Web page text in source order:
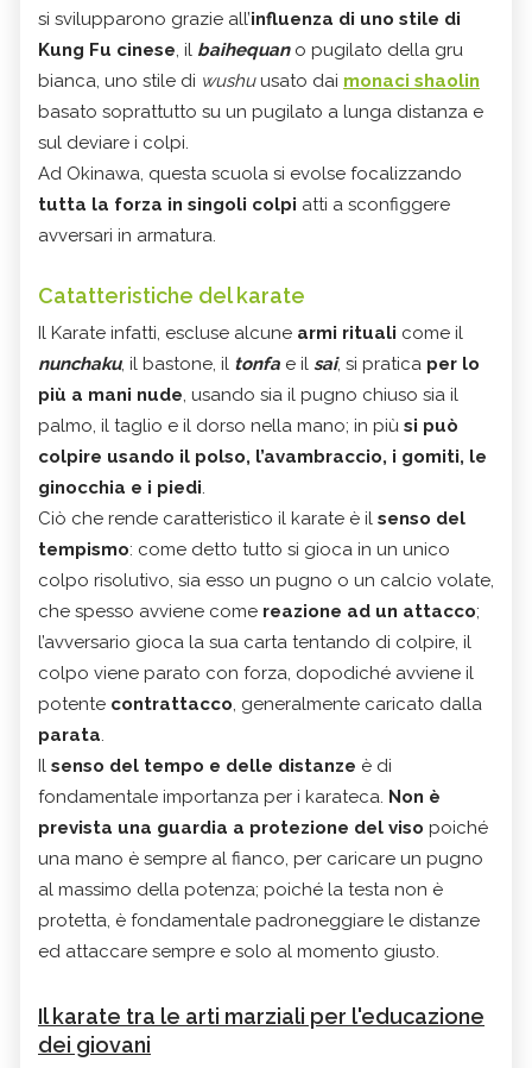
si svilupparono grazie all’influenza di uno stile di
Kung Fu cinese, il baihequano pugilato della gru
bianca, uno stile di wushuusato dai monaci shaolin
basato soprattutto su un pugilato a lunga distanza e
sul deviare i colpi.
Ad Okinawa, questa scuola si evolse focalizzando
tutta la forza in singoli colpi atti a sconfiggere
avversari in armatura.
Catatteristiche del karate
Il Karate infatti, escluse alcune armi rituali come il
nunchaku, il bastone, il tonfa e il sai, si pratica per lo
più a mani nude, usando sia il pugno chiuso sia il
palmo, il taglio e il dorso nella mano; in più si può
colpire usando il polso, l’avambraccio, i gomiti, le
ginocchia e i piedi.
Ciò che rende caratteristico il karate è il senso del
tempismo: come detto tutto si gioca in un unico
colpo risolutivo, sia esso un pugno o un calcio volate,
che spesso avviene come reazione ad un attacco;
l’avversario gioca la sua carta tentando di colpire, il
colpo viene parato con forza, dopodiché avviene il
potente contrattacco, generalmente caricato dalla
parata.
Il senso del tempo e delle distanze è di
fondamentale importanza per i karateca. Non è
prevista una guardia a protezione del viso poiché
una mano è sempre al fianco, per caricare un pugno
al massimo della potenza; poiché la testa non è
protetta, è fondamentale padroneggiare le distanze
ed attaccare sempre e solo al momento giusto.
Il karate tra le arti marziali per l'educazione
dei giovani